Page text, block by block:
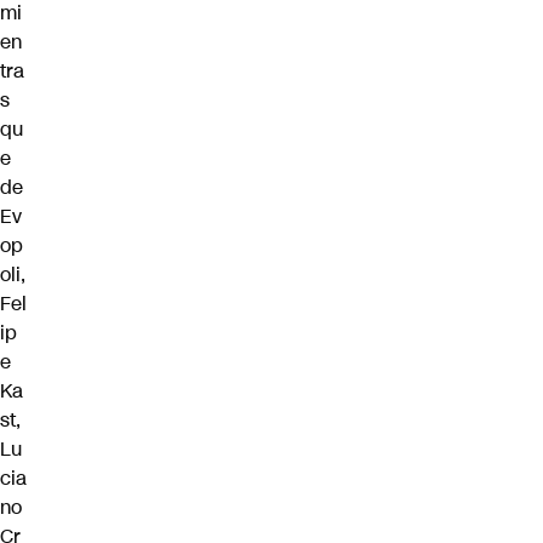
mi
en
tra
s
qu
e
de
Ev
op
oli,
Fel
ip
e
Ka
st,
Lu
cia
no
Cr